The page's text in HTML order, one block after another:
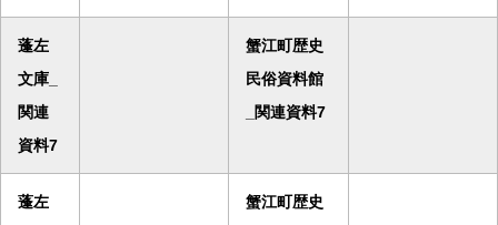
蓬左
文庫_
関連
資料7
蟹江町歴史
民俗資料館
_関連資料7
蓬左
蟹江町歴史